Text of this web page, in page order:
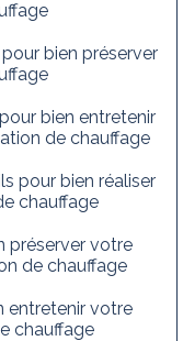
bien préserver
bien entretenir
de chauffage
pour bien réaliser
chauffage
préserver votre
de chauffage
entretenir votre
chauffage